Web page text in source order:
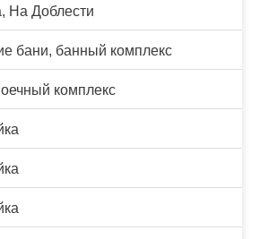
На Доблести
бани, банный комплекс
комплекс